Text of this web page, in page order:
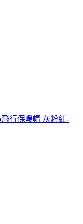
飛行保暖帽 灰粉紅-